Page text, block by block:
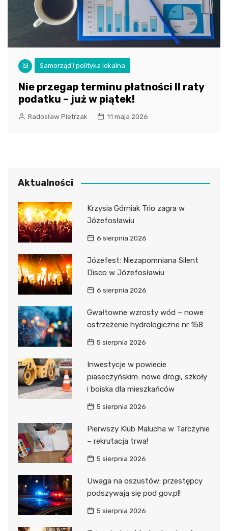
Samorząd i polityka lokalna
Nie przegap terminu płatności II raty
podatku – już w piątek!
Radosław Pietrzak 11 maja 2026
Aktualności
Krzysia Górniak Trio zagra w
Józefosławiu
6 sierpnia 2026
Józefest: Niezapomniana Silent
Disco w Józefosławiu
6 sierpnia 2026
Gwałtowne wzrosty wód – nowe
ostrzeżenie hydrologiczne nr 158
5 sierpnia 2026
Inwestycje w powiecie
piaseczyńskim: nowe drogi, szkoły
i boiska dla mieszkańców
5 sierpnia 2026
Pierwszy Klub Malucha w Tarczynie
– rekrutacja trwa!
5 sierpnia 2026
Uwaga na oszustów: przestępcy
podszywają się pod gov.pl!
5 sierpnia 2026